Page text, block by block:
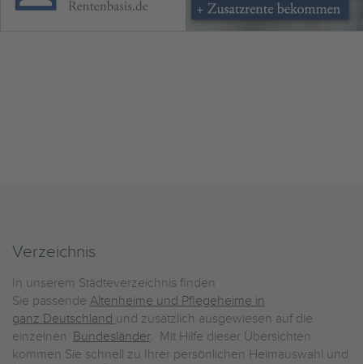
Verzeichnis
In unserem Städteverzeichnis finden
Sie passende Altenheime und Pflegeheime in
ganz Deutschland und zusätzlich ausgewiesen auf die
einzelnen Bundesländer. Mit Hilfe dieser Übersichten
kommen Sie schnell zu Ihrer persönlichen Heimauswahl und